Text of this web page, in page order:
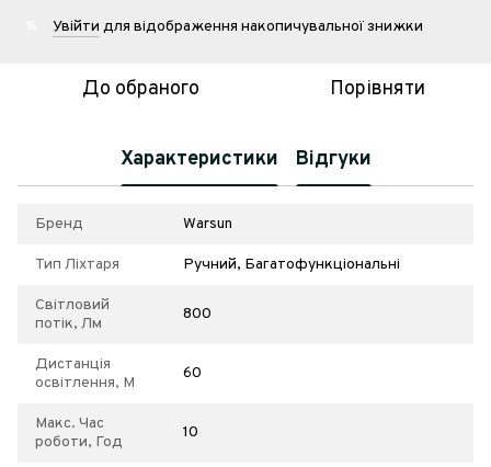
Увійти для відображення накопичувальної знижки
До обраного Порівняти
Характеристики Відгуки
Бренд Warsun
Тип Ліхтаря Ручний, Багатофункціональні
Світловий
потік, Лм
800
Дистанція
освітлення, М
60
Макс. Час
роботи, Год
10